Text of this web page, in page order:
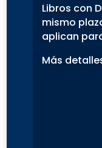
Libros con
mismo
aplican
Más